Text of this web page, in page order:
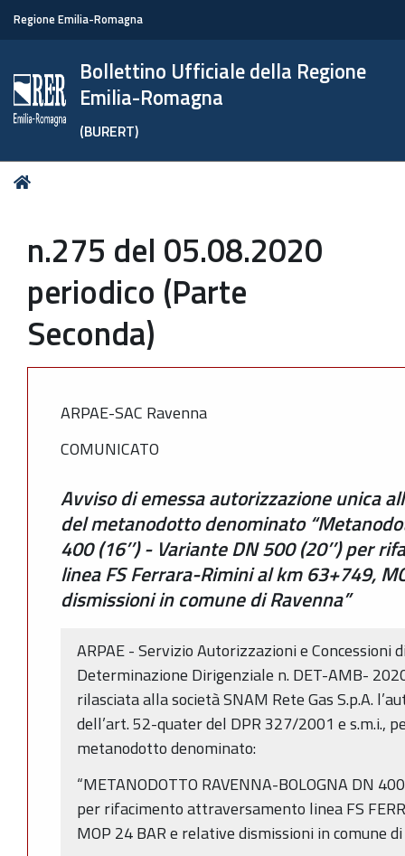
Regione Emilia-Romagna
Bollettino Ufficiale della Regione
Emilia-Romagna
(BURERT)
Tu
n.275 del 05.08.2020
periodico (Parte
Seconda)
ARPAE-SAC Ravenna
COMUNICATO
Avviso di emessa autorizzazione unica
del metanodotto denominato
400 (16’’) - Variante DN 500 (20’’) per
linea FS Ferrara-Rimini al km 63+749,
dismissioni in comune di Ravenna”
ARPAE - Servizio Autorizzazioni e Concessioni
Determinazione Dirigenziale n. DET-AMB-
rilasciata alla società SNAM Rete Gas S.p.A.
dell’art. 52-quater del DPR 327/2001 e s.m.i.,
metanodotto denominato:
“METANODOTTO RAVENNA-BOLOGNA DN
per rifacimento attraversamento linea FS
MOP 24 BAR e relative dismissioni in comune